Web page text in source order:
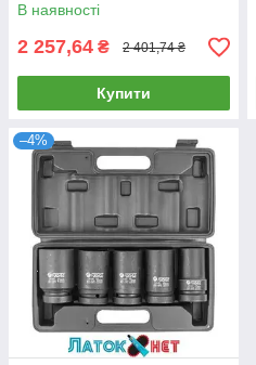
В наявності
2 257,64 ₴ 2 401,74 ₴
Купити
–4%